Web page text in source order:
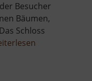
Besucher
Bäumen,
Schloss